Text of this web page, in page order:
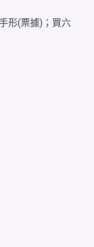
形(票據)；買六